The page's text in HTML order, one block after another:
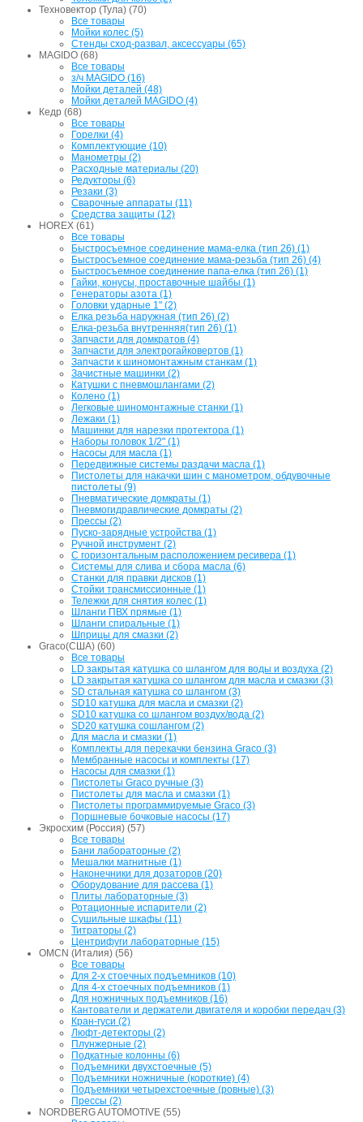
Техновектор (Тула) (70)
Все товары
Мойки колес (5)
Стенды сход-развал, аксессуары (65)
MAGIDO (68)
Все товары
з/ч MAGIDO (16)
Мойки деталей (48)
Мойки деталей MAGIDO (4)
Кедр (68)
Все товары
Горелки (4)
Комплектующие (10)
Манометры (2)
Расходные материалы (20)
Редукторы (6)
Резаки (3)
Сварочные аппараты (11)
Средства защиты (12)
HOREX (61)
Все товары
Быстросъемное соединение мама-елка (тип 26) (1)
Быстросъемное соединение мама-резьба (тип 26) (4)
Быстросъемное соединение папа-елка (тип 26) (1)
Гайки, конусы, проставочные шайбы (1)
Генераторы азота (1)
Головки ударные 1" (2)
Елка резьба наружная (тип 26) (2)
Елка-резьба внутренняя(тип 26) (1)
Запчасти для домкратов (4)
Запчасти для электрогайковертов (1)
Запчасти к шиномонтажным станкам (1)
Зачистные машинки (2)
Катушки с пневмошлангами (2)
Колено (1)
Легковые шиномонтажные станки (1)
Лежаки (1)
Машинки для нарезки протектора (1)
Наборы головок 1/2" (1)
Насосы для масла (1)
Передвижные системы раздачи масла (1)
Пистолеты для накачки шин с манометром, обдувочные
пистолеты (9)
Пневматические домкраты (1)
Пневмогидравлические домкраты (2)
Прессы (2)
Пуско-зарядные устройства (1)
Ручной инструмент (2)
С горизонтальным расположением ресивера (1)
Системы для слива и сбора масла (6)
Станки для правки дисков (1)
Стойки трансмиссионные (1)
Тележки для снятия колес (1)
Шланги ПВХ прямые (1)
Шланги спиральные (1)
Шприцы для смазки (2)
Graco(США) (60)
Все товары
LD закрытая катушка со шлангом для воды и воздуха (2)
LD закрытая катушка со шлангом для масла и смазки (3)
SD стальная катушка со шлангом (3)
SD10 катушка для масла и смазки (2)
SD10 катушка со шлангом воздух/вода (2)
SD20 катушка сошлангом (2)
Для масла и смазки (1)
Комплекты для перекачки бензина Graco (3)
Мембранные насосы и комплекты (17)
Насосы для смазки (1)
Пистолеты Graco ручные (3)
Пистолеты для масла и смазки (1)
Пистолеты программируемые Graco (3)
Поршневые бочковые насосы (17)
Экросхим (Россия) (57)
Все товары
Бани лабораторные (2)
Мешалки магнитные (1)
Наконечники для дозаторов (20)
Оборудование для рассева (1)
Плиты лабораторные (3)
Ротационные испарители (2)
Сушильные шкафы (11)
Титраторы (2)
Центрифуги лабораторные (15)
OMCN (Италия) (56)
Все товары
Для 2-х стоечных подъемников (10)
Для 4-х стоечных подъемников (1)
Для ножничных подъемников (16)
Кантователи и держатели двигателя и коробки передач (3)
Кран-гуси (2)
Люфт-детекторы (2)
Плунжерные (2)
Подкатные колонны (6)
Подъемники двухстоечные (5)
Подъемники ножничные (короткие) (4)
Подъемники четырехстоечные (ровные) (3)
Прессы (2)
NORDBERG AUTOMOTIVE (55)